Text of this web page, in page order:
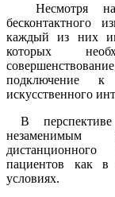
Несмотря на
бесконтактного
каждый из них
которых
подключение к
искусственного
В перспективе
незаменимым
пациентов как
условиях.